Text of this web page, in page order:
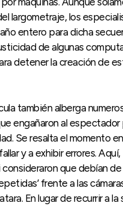
largometraje, los
entero para dicha
de algunas
detener la creación de
también alberga
engañaron al espectador
Se resalta el momento
y a exhibir errores. Aquí,
que debían
frente a las
En lugar de recurrir a